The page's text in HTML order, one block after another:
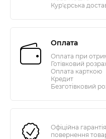
Кур'єрська
Оплата
Оплата при
Готівковий
Оплата карткою
Кредит
Безготівковий
Офіційна
повернення